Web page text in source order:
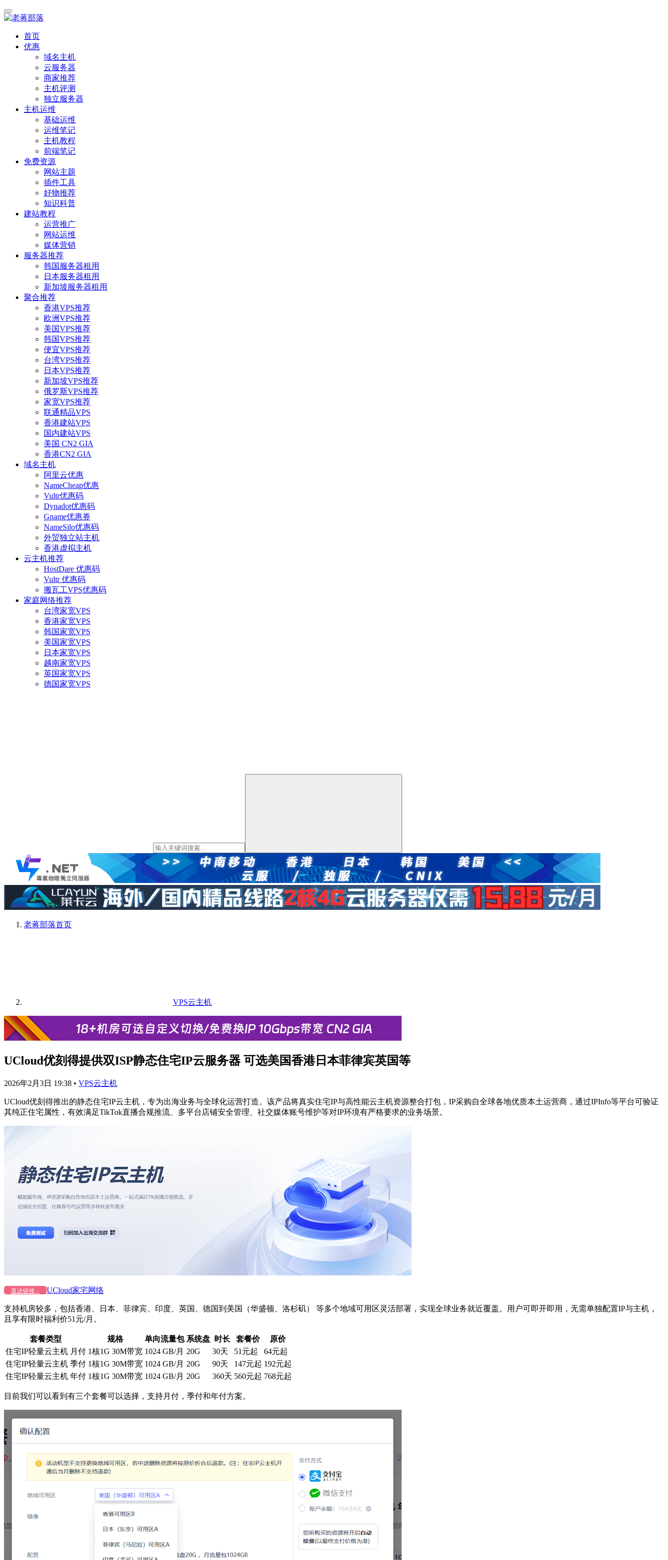
首页
优惠
域名主机
云服务器
商家推荐
主机评测
独立服务器
主机运维
基础运维
运维笔记
主机教程
前端笔记
免费资源
网站主题
插件工具
好物推荐
知识科普
建站教程
运营推广
网站运维
媒体营销
服务器推荐
韩国服务器租用
日本服务器租用
新加坡服务器租用
聚合推荐
香港VPS推荐
欧洲VPS推荐
美国VPS推荐
韩国VPS推荐
便宜VPS推荐
台湾VPS推荐
日本VPS推荐
新加坡VPS推荐
俄罗斯VPS推荐
家宽VPS推荐
联通精品VPS
香港建站VPS
国内建站VPS
美国 CN2 GIA
香港CN2 GIA
域名主机
阿里云优惠
NameCheap优惠
Vultr优惠码
Dynadot优惠码
Gname优惠券
NameSilo优惠码
外贸独立站主机
香港虚拟主机
云主机推荐
HostDare 优惠码
Vultr 优惠码
搬瓦工VPS优惠码
家庭网络推荐
台湾家宽VPS
香港家宽VPS
韩国家宽VPS
美国家宽VPS
日本家宽VPS
越南家宽VPS
英国家宽VPS
德国家宽VPS
老蒋部落首页
VPS云主机
UCloud优刻得提供双ISP静态住宅IP云服务器 可选美国香港日本菲律宾英国等
2026年2月3日 19:38 • VPS云主机
UCloud优刻得推出的静态住宅IP云主机，专为出海业务与全球化运营打造。该产品将真实住宅IP与高性能云主机资源整合打包，IP采购自全球各地优质本土运营商，通过IPInfo等平台可验证
其纯正住宅属性，有效满足TikTok直播合规推流、多平台店铺安全管理、社交媒体账号维护等对IP环境有严格要求的业务场景。
直达链接 - UCloud家宅网络
支持机房较多，包括香港、日本、菲律宾、印度、英国、德国到美国（华盛顿、洛杉矶）​ 等多个地域可用区灵活部署，实现全球业务就近覆盖。用户可即开即用，无需单独配置IP与主机，
且享有限时福利价51元/月。
套餐类型 规格 单向流量包 系统盘 时长 套餐价
原价
住宅IP轻量云主机 月付 1核1G 30M带宽 1024 GB/月 20G 30天 51元起
64元起
住宅IP轻量云主机 季付 1核1G 30M带宽 1024 GB/月 20G 90天 147元起 192元起
住宅IP轻量云主机 年付 1核1G 30M带宽 1024 GB/月 20G 360天 560元起 768元起
目前我们可以看到有三个套餐可以选择，支持月付，季付和年付方案。